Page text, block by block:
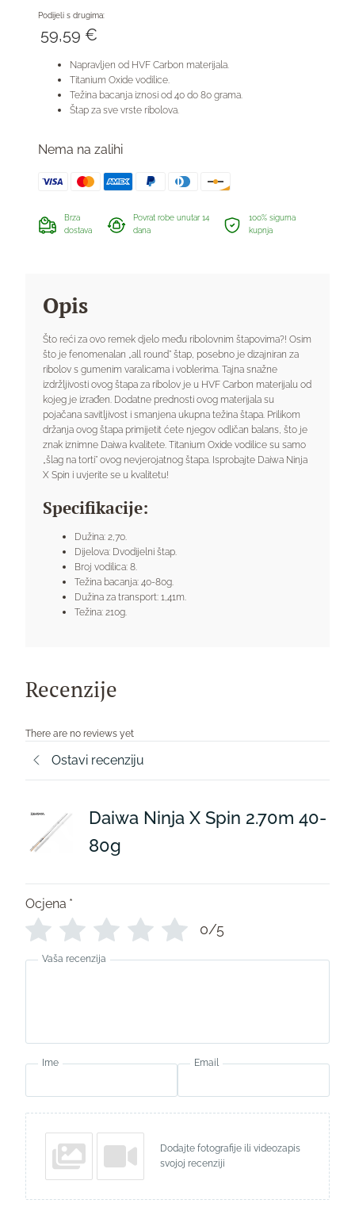
Podijeli s drugima:
59,59 €
Napravljen od HVF Carbon materijala.
Titanium Oxide vodilice.
Težina bacanja iznosi od 40 do 80 grama.
Štap za sve vrste ribolova.
Nema na zalihi
Brza
dostava
Povrat robe unutar 14
dana
100% sigurna
kupnja
Opis
Što reći za ovo remek djelo među ribolovnim štapovima?! Osim
što je fenomenalan „all round” štap, posebno je dizajniran za
ribolov s gumenim varalicama i voblerima. Tajna snažne
izdržljivosti ovog štapa za ribolov je u HVF Carbon materijalu od
kojeg je izrađen. Dodatne prednosti ovog materijala su
pojačana savitljivost i smanjena ukupna težina štapa. Prilikom
držanja ovog štapa primijetit ćete njegov odličan balans, što je
znak iznimne Daiwa kvalitete. Titanium Oxide vodilice su samo
„šlag na torti” ovog nevjerojatnog štapa. Isprobajte Daiwa Ninja
X Spin i uvjerite se u kvalitetu!
Specifikacije:
Dužina: 2,70.
Dijelova: Dvodijelni štap.
Broj vodilica: 8.
Težina bacanja: 40-80g.
Dužina za transport: 1,41m.
Težina: 210g.
Recenzije
There are no reviews yet
Ostavi recenziju
Daiwa Ninja X Spin 2.70m 40-
80g
Ocjena *
0/5
Vaša recenzija
Ime Email
Dodajte fotografije ili videozapis
svojoj recenziji